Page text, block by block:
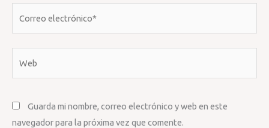
Guarda mi nombre, correo electrónico y web en este
navegador para la próxima vez que comente.